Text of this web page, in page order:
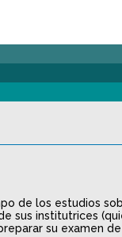
de los estudios
sus institutrices
su examen